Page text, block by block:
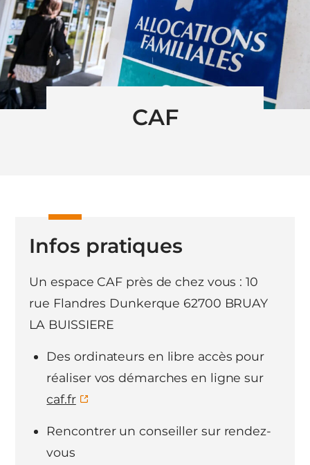
CAF
Infos pratiques
Un espace CAF près de chez vous : 10
rue Flandres Dunkerque 62700 BRUAY
LA BUISSIERE
Des ordinateurs en libre accès pour
réaliser vos démarches en ligne sur
caf.fr
Rencontrer un conseiller sur rendez-
vous